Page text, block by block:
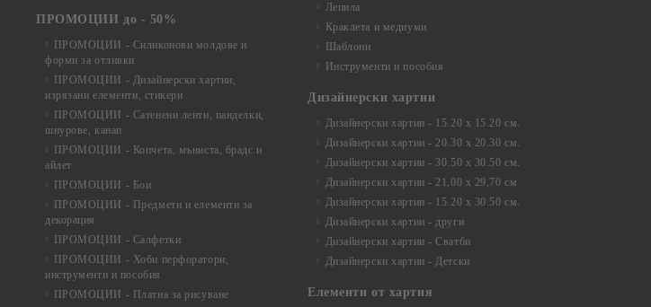
ПРОМОЦИИ до - 50%
ПРОМОЦИИ - Силиконови молдове и
форми за отливки
ПРОМОЦИИ - Дизайнерски хартии,
изрязани елементи, стикери
ПРОМОЦИИ - Сатенени ленти, панделки,
шнурове, канап
ПРОМОЦИИ - Копчета, мъниста, брадс и
айлет
ПРОМОЦИИ - Бои
ПРОМОЦИИ - Предмети и елементи за
декорация
ПРОМОЦИИ - Салфетки
ПРОМОЦИИ - Хоби перфоратори,
инструменти и пособия
ПРОМОЦИИ - Платна за рисуване
Лепила
Краклета и медиуми
Шаблони
Инструменти и пособия
Дизайнерски хартии
Дизайнерски хартии - 15.20 х 15.20 см.
Дизайнерски хартии - 20.30 х 20.30 см.
Дизайнерски хартии - 30.50 х 30.50 см.
Дизайнерски хартии - 21,00 х 29,70 см
Дизайнерски хартии - 15.20 x 30.50 см.
Дизайнерски хартии - други
Дизайнерски хартии - Сватби
Дизайнерски хартии - Детски
Елементи от хартия